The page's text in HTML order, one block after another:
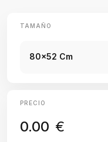
TAMAÑO
80x52 Cm
PRECIO
0.00 €